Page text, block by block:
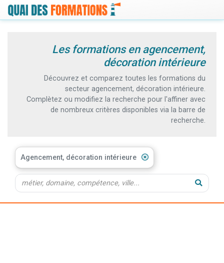
Les formations en agencement,
décoration intérieure
Découvrez et comparez toutes les formations du
secteur agencement, décoration intérieure.
Complètez ou modifiez la recherche pour l'affiner avec
de nombreux critères disponibles via la barre de
recherche.
Agencement, décoration intérieure